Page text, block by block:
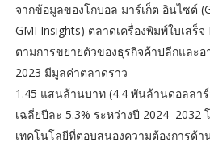
จากข้อมูลของโกบอล มาร์เก็ต อินไซต์
GMI Insights) ตลาดเครื่องพิมพ์ใบเสร็จ
ตามการขยายตัวของธุรกิจค้าปลีกและอ
2023 มีมูลค่าตลาดราว
1.45 แสนล้านบาท (4.4 พันล้านดอลลา
เฉลี่ยปีละ 5.3% ระหว่างปี
เทคโนโลยีที่ตอบสนองความต้องการด้า